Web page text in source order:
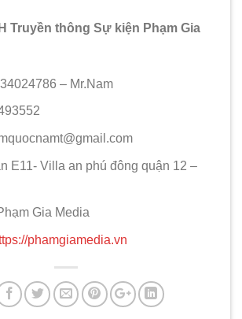
Truyền thông Sự kiện Phạm Gia
– Mr.Nam
E11- Villa an phú đông quận 12 –
Gia Media
phamgiamedia.vn